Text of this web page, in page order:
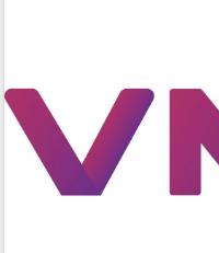
Quyền của người tiêu dùng Việt Nam
2026
Đẩy mạnh cải cách hành chính, quyết
tâm đạt được mục tiêu tăng trưởng
hai con số trong năm 2026